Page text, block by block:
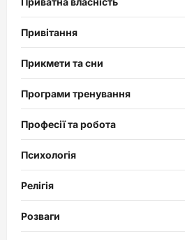
Привітання
Прикмети та сни
Програми тренування
Професії та робота
Психологія
Релігія
Розваги